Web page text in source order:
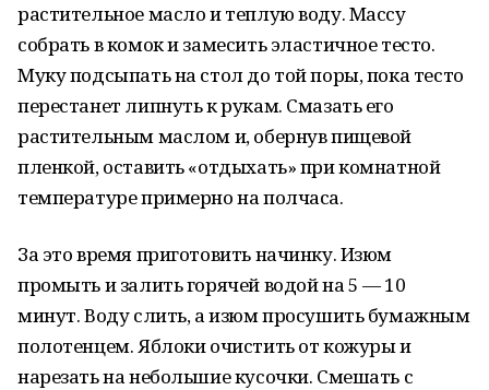
растительное масло и теплую воду. Массу
собрать в комок и замесить эластичное тесто.
Муку подсыпать на стол до той поры, пока тесто
перестанет липнуть к рукам. Смазать его
растительным маслом и, обернув пищевой
пленкой, оставить «отдыхать» при комнатной
температуре примерно на полчаса.
За это время приготовить начинку. Изюм
промыть и залить горячей водой на 5 — 10
минут. Воду слить, а изюм просушить бумажным
полотенцем. Яблоки очистить от кожуры и
нарезать на небольшие кусочки. Смешать с